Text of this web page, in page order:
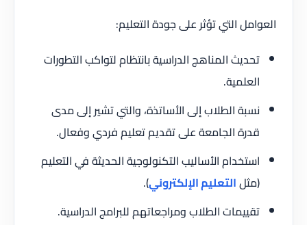
العوامل التي تؤثر على جودة التعليم:
تحديث المناهج الدراسية بانتظام لتواكب التطورات
العلمية.
نسبة الطلاب إلى الأساتذة، والتي تشير إلى مدى
قدرة الجامعة على تقديم تعليم فردي وفعال.
استخدام الأساليب التكنولوجية الحديثة في التعليم
(مثلالتعليم الإلكتروني).
تقييمات الطلاب ومراجعاتهم للبرامج الدراسية.